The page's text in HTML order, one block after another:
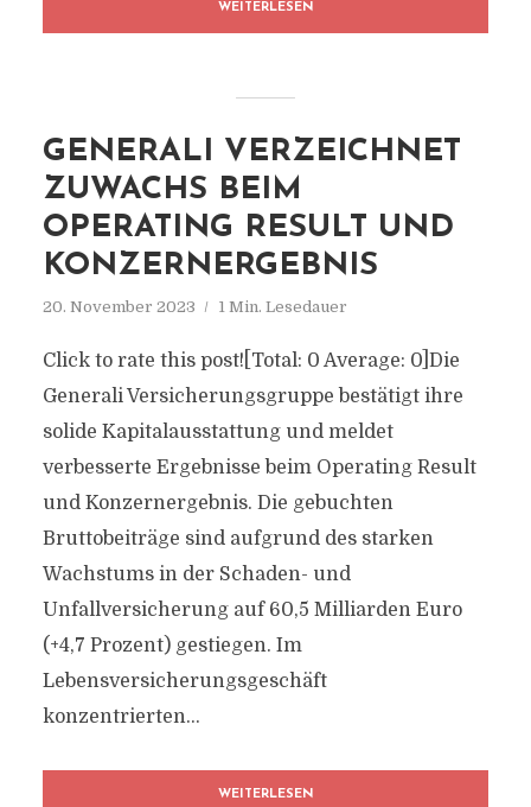
WEITERLESEN
GENERALI VERZEICHNET
ZUWACHS BEIM
OPERATING RESULT UND
KONZERNERGEBNIS
20. November 2023 1 Min. Lesedauer
Click to rate this post![Total: 0 Average: 0]Die
Generali Versicherungsgruppe bestätigt ihre
solide Kapitalausstattung und meldet
verbesserte Ergebnisse beim Operating Result
und Konzernergebnis. Die gebuchten
Bruttobeiträge sind aufgrund des starken
Wachstums in der Schaden- und
Unfallversicherung auf 60,5 Milliarden Euro
(+4,7 Prozent) gestiegen. Im
Lebensversicherungsgeschäft
konzentrierten...
WEITERLESEN